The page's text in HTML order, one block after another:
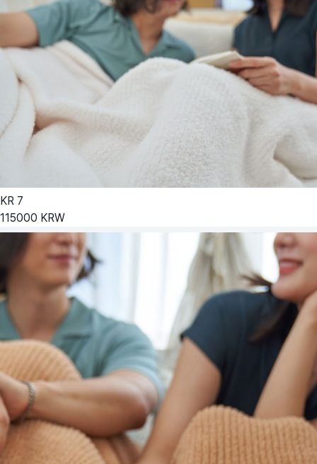
KR 7
115000 KRW